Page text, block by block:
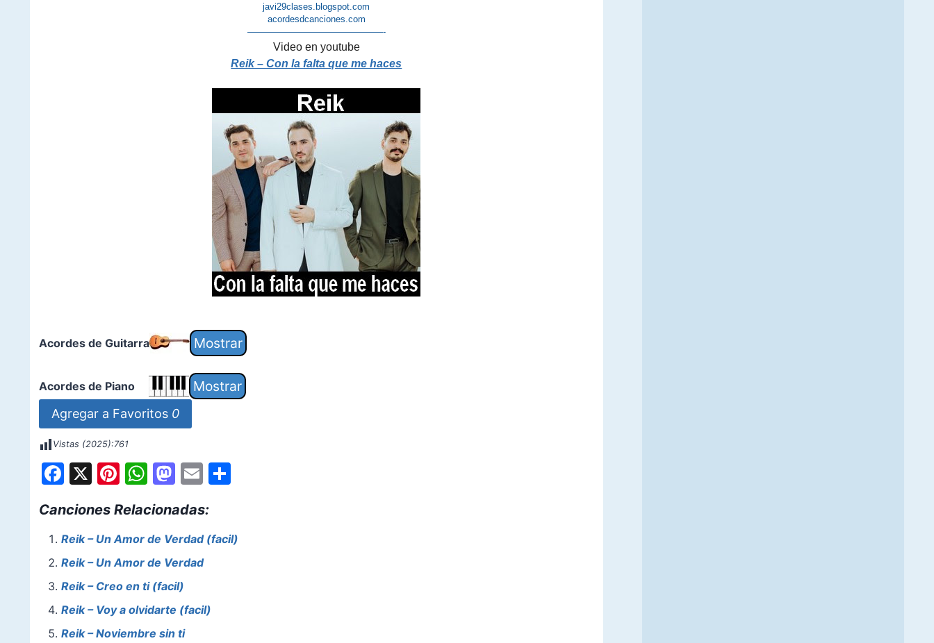
javi29clases.blogspot.com
acordesdcanciones.com
———————————————-
Video en youtube
Reik – Con la falta que me haces
Acordes de Guitarra
Acordes de Piano
Agregar a Favoritos 0
Vistas (2025):761
F
c
e
b
o
o
k
X Pi
er
e
st
W
at
s
A
p
p
M
st
o
d
o
n
E
ai
l
S
e
Canciones Relacionadas:
Reik – Un Amor de Verdad (facil)
Reik – Un Amor de Verdad
Reik – Creo en ti (facil)
Reik – Voy a olvidarte (facil)
Reik – Noviembre sin ti